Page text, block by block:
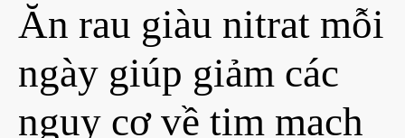
Ăn rau giàu nitrat mỗi
ngày giúp giảm các
nguy cơ về tim mạch